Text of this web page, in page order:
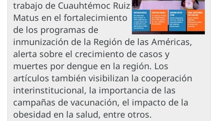
trabajo de Cuauhtémoc Ruiz
Matus en el fortalecimiento
de los programas de
inmunización de la Región de las Américas,
alerta sobre el crecimiento de casos y
muertes por dengue en la región. Los
artículos también visibilizan la cooperación
interinstitucional, la importancia de las
campañas de vacunación, el impacto de la
obesidad en la salud, entre otros.